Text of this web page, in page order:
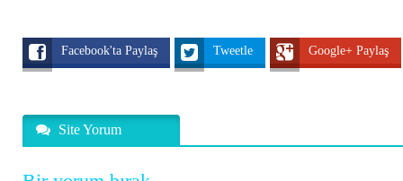
Facebook'ta Paylaş Tweetle Google+ Paylaş
Site Yorum